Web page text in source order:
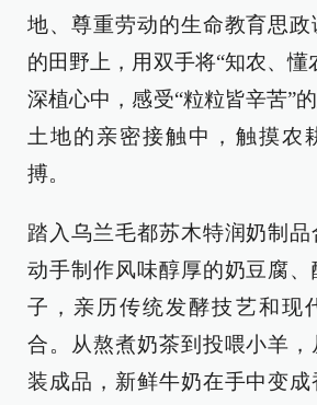
地、尊重劳动的生命教育思
的田野上，用双手将“知农、懂
深植心中，感受“粒粒皆辛苦”
土地的亲密接触中，触摸农
搏。
踏入乌兰毛都苏木特润奶制
动手制作风味醇厚的奶豆腐
子，亲历传统发酵技艺和现
合。从熬煮奶茶到投喂小羊
装成品，新鲜牛奶在手中变成